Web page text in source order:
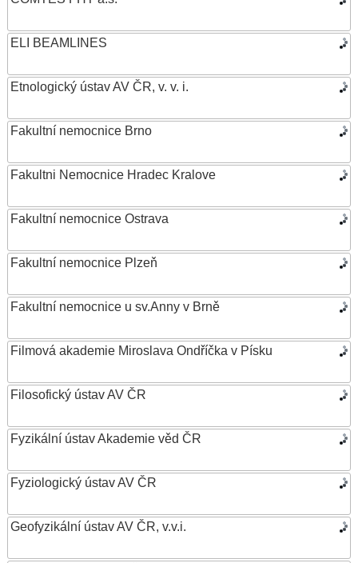
ELI BEAMLINES
Etnologický ústav AV ČR, v. v. i.
Fakultní nemocnice Brno
Fakultni Nemocnice Hradec Kralove
Fakultní nemocnice Ostrava
Fakultní nemocnice Plzeň
Fakultní nemocnice u sv.Anny v Brně
Filmová akademie Miroslava Ondříčka v Písku
Filosofický ústav AV ČR
Fyzikální ústav Akademie věd ČR
Fyziologický ústav AV ČR
Geofyzikální ústav AV ČR, v.v.i.